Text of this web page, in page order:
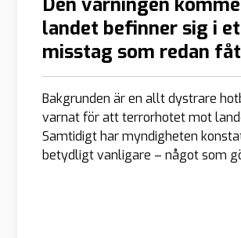
Den varningen
landet befinner sig i
misstag som redan
Bakgrunden är en allt dystrare
varnat för att terrorhotet mot
Samtidigt har myndigheten
betydligt vanligare – något som